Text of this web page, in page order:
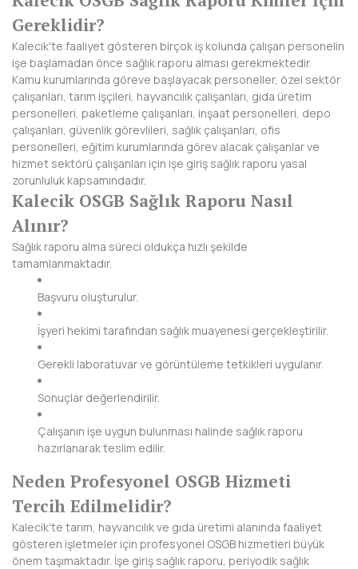
SİVAS
ŞANLIURFA
ŞIRNAK
TEKİRDAĞ
TOKAT
TRABZON
TUNCELİ
UŞAK
VAN
YALOVA
YOZGAT
ZONGULDAK
Gereklidir?
Kalecik'te faaliyet gösteren birçok iş kolunda çalışan personelin
işe başlamadan önce sağlık raporu alması gerekmektedir.
Kamu kurumlarında göreve başlayacak personeller, özel sektör
çalışanları, tarım işçileri, hayvancılık çalışanları, gıda üretim
personelleri, paketleme çalışanları, inşaat personelleri, depo
çalışanları, güvenlik görevlileri, sağlık çalışanları, ofis
personelleri, eğitim kurumlarında görev alacak çalışanlar ve
hizmet sektörü çalışanları için işe giriş sağlık raporu yasal
zorunluluk kapsamındadır.
Kalecik OSGB Sağlık Raporu Nasıl
Alınır?
Sağlık raporu alma süreci oldukça hızlı şekilde
tamamlanmaktadır.
Başvuru oluşturulur.
İşyeri hekimi tarafından sağlık muayenesi gerçekleştirilir.
Gerekli laboratuvar ve görüntüleme tetkikleri uygulanır.
Sonuçlar değerlendirilir.
Çalışanın işe uygun bulunması halinde sağlık raporu
hazırlanarak teslim edilir.
Neden Profesyonel OSGB Hizmeti
Tercih Edilmelidir?
Kalecik'te tarım, hayvancılık ve gıda üretimi alanında faaliyet
gösteren işletmeler için profesyonel OSGB hizmetleri büyük
önem taşımaktadır. İşe giriş sağlık raporu, periyodik sağlık